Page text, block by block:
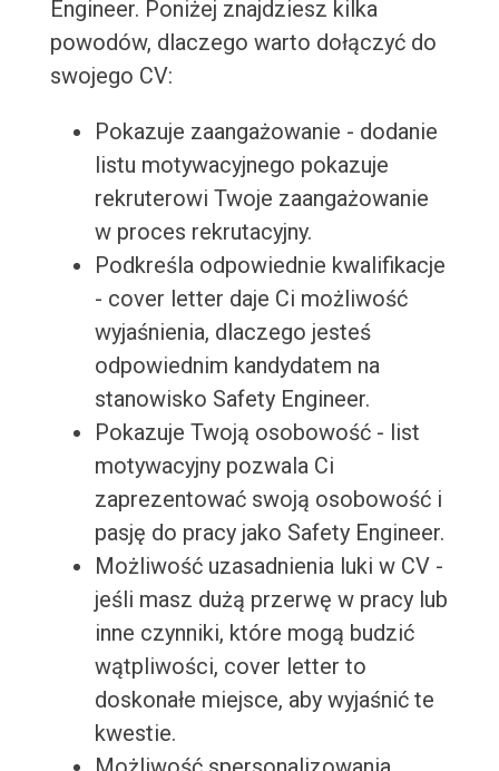
Engineer. Poniżej znajdziesz kilka
powodów, dlaczego warto dołączyć do
swojego CV:
Pokazuje zaangażowanie - dodanie
listu motywacyjnego pokazuje
rekruterowi Twoje zaangażowanie
w proces rekrutacyjny.
Podkreśla odpowiednie kwalifikacje
- cover letter daje Ci możliwość
wyjaśnienia, dlaczego jesteś
odpowiednim kandydatem na
stanowisko Safety Engineer.
Pokazuje Twoją osobowość - list
motywacyjny pozwala Ci
zaprezentować swoją osobowość i
pasję do pracy jako Safety Engineer.
Możliwość uzasadnienia luki w CV -
jeśli masz dużą przerwę w pracy lub
inne czynniki, które mogą budzić
wątpliwości, cover letter to
doskonałe miejsce, aby wyjaśnić te
kwestie.